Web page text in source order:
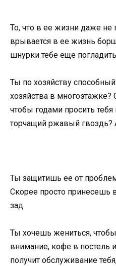
То, что в ее жизни даже не
врывается в ее жизнь
шнурки тебе еще
Ты по хозяйству
хозяйства в многоэтажке?
чтобы годами просить
торчащий ржавый гвоздь?
Ты защитишь ее от
Скорее просто
зад.
Ты хочешь жениться, чтобы
внимание, кофе в постель
получит обслуживание